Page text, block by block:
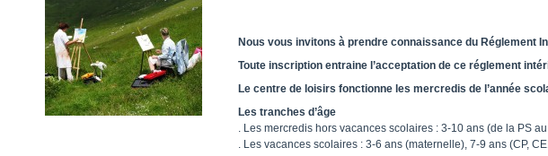
Nous vous invitons à prendre connaissance du Réglement
Toute inscription entraine l’acceptation de ce réglement
Le centre de loisirs fonctionne les mercredis de l’année
Les tranches d’âge
. Les mercredis hors vacances scolaires : 3-10 ans (de la PS
. Les vacances scolaires : 3-6 ans (maternelle), 7-9 ans (CP,